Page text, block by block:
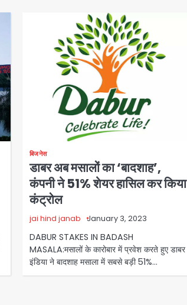
बिजनेस
डाबर अब मसालों का ‘बादशाह’,
कंपनी ने 51% शेयर हासिल कर किया
कंट्रोल
jai hind janab January 3, 2023
DABUR STAKES IN BADASH
MASALA:मसालों के कारोबार में प्रवेश करते हुए डाबर
इंडिया ने बादशाह मसाला में सबसे बड़ी 51%…